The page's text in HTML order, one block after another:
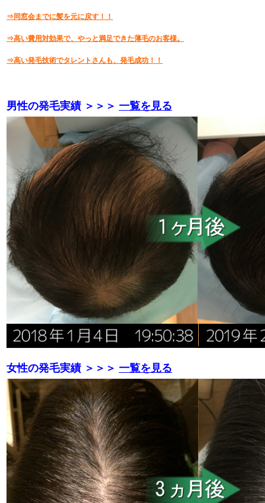
⇒同窓会までに髪を元に戻す！！
⇒高い費用対効果で、やっと満足できた薄毛のお客様。
⇒高い発毛技術でタレントさんも、発毛成功！！
男性の発毛実績 ＞＞＞ 一覧を見る
女性の発毛実績 ＞＞＞ 一覧を見る